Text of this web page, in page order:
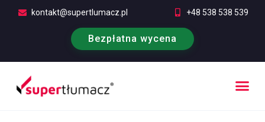
kontakt@supertlumacz.pl +48 538 538 539
Bezpłatna wycena